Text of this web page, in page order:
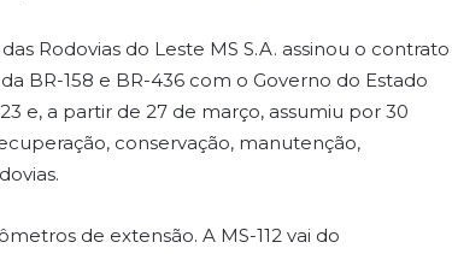
Rodovias do Leste MS S.A. assinou o contrato
BR-158 e BR-436 com o Governo do Estado
e, a partir de 27 de março, assumiu por 30
conservação, manutenção,
de extensão. A MS-112 vai do